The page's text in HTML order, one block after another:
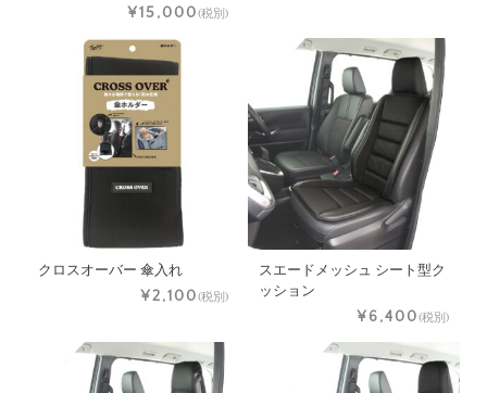
¥15,000(税別)
クロスオーバー 傘入れ
¥2,100(税別)
スエードメッシュ シート型ク
ッション
¥6,400(税別)